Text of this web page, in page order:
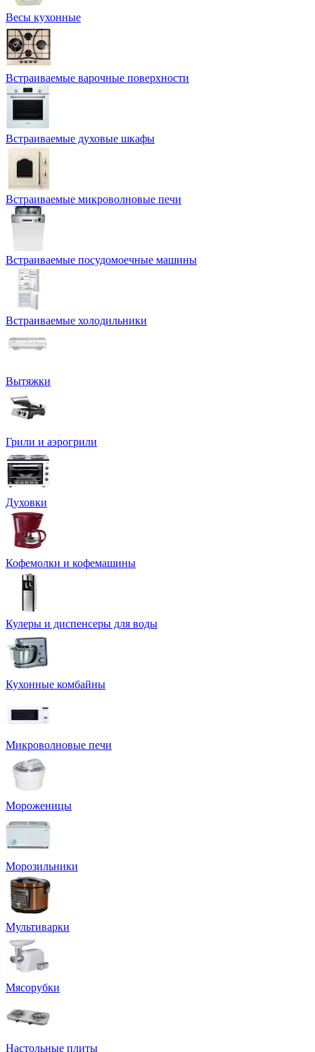
Весы кухонные
Встраиваемые варочные поверхности
Встраиваемые духовые шкафы
Встраиваемые микроволновые печи
Встраиваемые посудомоечные машины
Встраиваемые холодильники
Вытяжки
Грили и аэрогрили
Духовки
Кофемолки и кофемашины
Кулеры и диспенсеры для воды
Кухонные комбайны
Микроволновые печи
Мороженицы
Морозильники
Мультиварки
Мясорубки
Настольные плиты